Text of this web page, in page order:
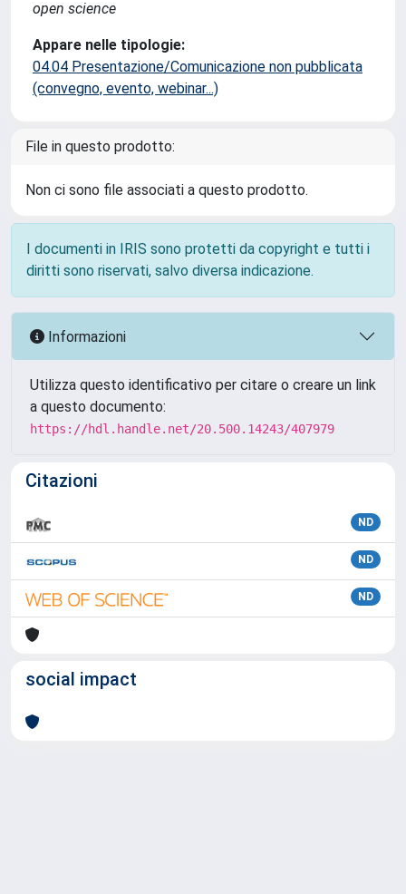
open science
Appare nelle tipologie:
04.04 Presentazione/Comunicazione non pubblicata
(convegno, evento, webinar...)
File in questo prodotto:
Non ci sono file associati a questo prodotto.
I documenti in IRIS sono protetti da copyright e tutti i
diritti sono riservati, salvo diversa indicazione.
Informazioni
Utilizza questo identificativo per citare o creare un link
a questo documento:
https://hdl.handle.net/20.500.14243/407979
Citazioni
ND
ND
ND
social impact